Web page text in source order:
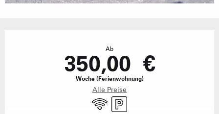
Öffnungszeiten & Kontaktdaten
Ab
350,00 €
Woche (Ferienwohnung)
Alle Preise
Wi-Fi Parkplatz